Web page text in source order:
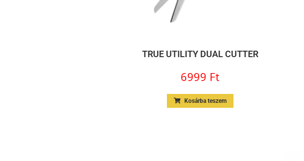
TRUE UTILITY DUAL CUTTER
6999 Ft
Kosárba teszem